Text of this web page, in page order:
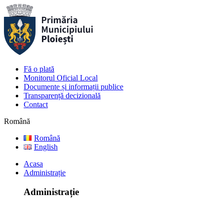
Fă o plată
Monitorul Oficial Local
Documente și informații publice
Transparență decizională
Contact
Română
Română
English
Acasa
Administrație
Administrație